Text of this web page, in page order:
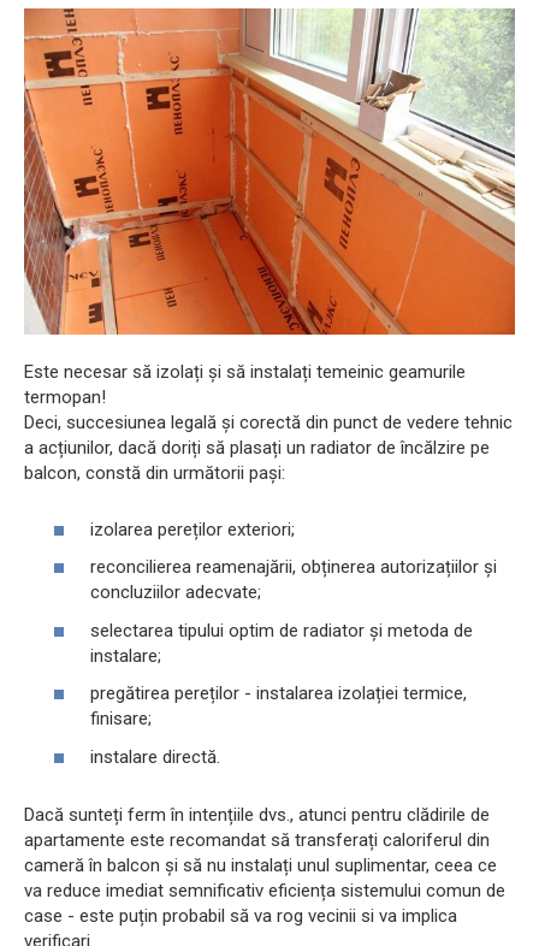
Este necesar să izolați și să instalați temeinic geamurile
termopan!
Deci, succesiunea legală și corectă din punct de vedere tehnic
a acțiunilor, dacă doriți să plasați un radiator de încălzire pe
balcon, constă din următorii pași:
izolarea pereților exteriori;
reconcilierea reamenajării, obținerea autorizațiilor și
concluziilor adecvate;
selectarea tipului optim de radiator și metoda de
instalare;
pregătirea pereților - instalarea izolației termice,
finisare;
instalare directă.
Dacă sunteți ferm în intențiile dvs., atunci pentru clădirile de
apartamente este recomandat să transferați caloriferul din
cameră în balcon și să nu instalați unul suplimentar, ceea ce
va reduce imediat semnificativ eficiența sistemului comun de
case - este puțin probabil să va rog vecinii si va implica
verificari.